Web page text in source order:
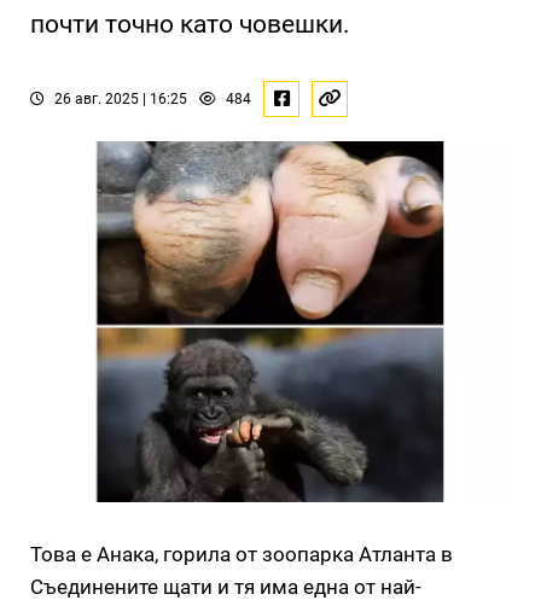
почти точно като човешки.
26 авг. 2025 | 16:25 484
Това е Анака, горила от зоопарка Атланта в
Съединените щати и тя има една от най-